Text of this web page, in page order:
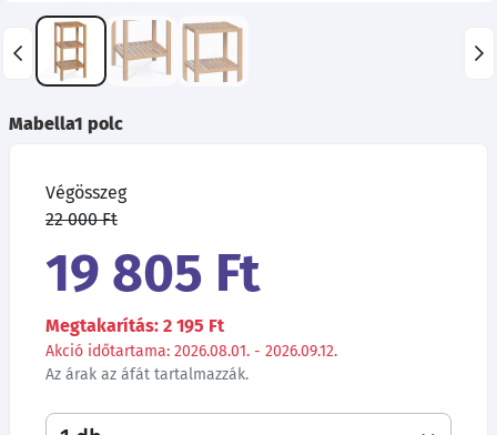
Mabella1 polc
Végösszeg
22 000 Ft
19 805 Ft
Megtakarítás: 2 195 Ft
Akció időtartama: 2026.08.01. - 2026.09.12.
Az árak az áfát tartalmazzák.